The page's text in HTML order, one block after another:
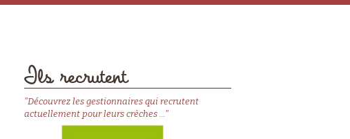
Ils recrutent
"Découvrez les gestionnaires qui recrutent
actuellement pour leurs crèches ..."